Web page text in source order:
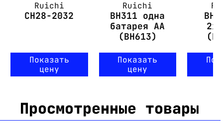
Ruichi
CH28-2032
Показать
цену
Ruichi
BH311 одна
батарея АА
(BH613)
Показать
цену
Просмотренные товары